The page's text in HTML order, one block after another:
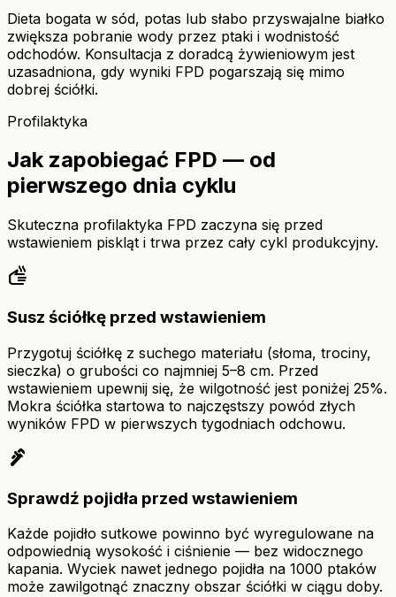
Dieta bogata w sód, potas lub słabo przyswajalne białko
zwiększa pobranie wody przez ptaki i wodnistość
odchodów. Konsultacja z doradcą żywieniowym jest
uzasadniona, gdy wyniki FPD pogarszają się mimo
dobrej ściółki.
Profilaktyka
Jak zapobiegać FPD — od
pierwszego dnia cyklu
Skuteczna profilaktyka FPD zaczyna się przed
wstawieniem piskląt i trwa przez cały cykl produkcyjny.
dry
Susz ściółkę przed wstawieniem
Przygotuj ściółkę z suchego materiału (słoma, trociny,
sieczka) o grubości co najmniej 5–8 cm. Przed
wstawieniem upewnij się, że wilgotność jest poniżej 25%.
Mokra ściółka startowa to najczęstszy powód złych
wyników FPD w pierwszych tygodniach odchowu.
plumbing
Sprawdź pojidła przed wstawieniem
Każde pojidło sutkowe powinno być wyregulowane na
odpowiednią wysokość i ciśnienie — bez widocznego
kapania. Wyciek nawet jednego pojidła na 1000 ptaków
może zawilgotnąć znaczny obszar ściółki w ciągu doby.